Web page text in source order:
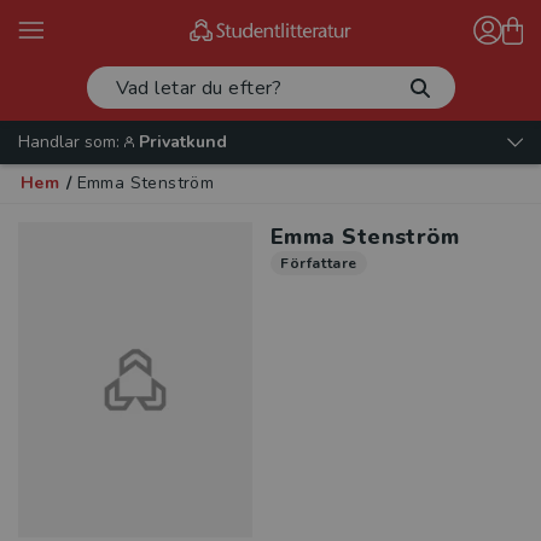
Handlar som:
Privatkund
Hem / Emma Stenström
Emma Stenström
Författare